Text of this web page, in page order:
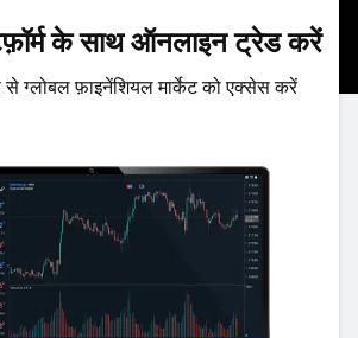
के साथ ऑनलाइन ट्रेड करें
से ग्लोबल फ़ाइनेंशियल मार्केट को एक्सेस करें